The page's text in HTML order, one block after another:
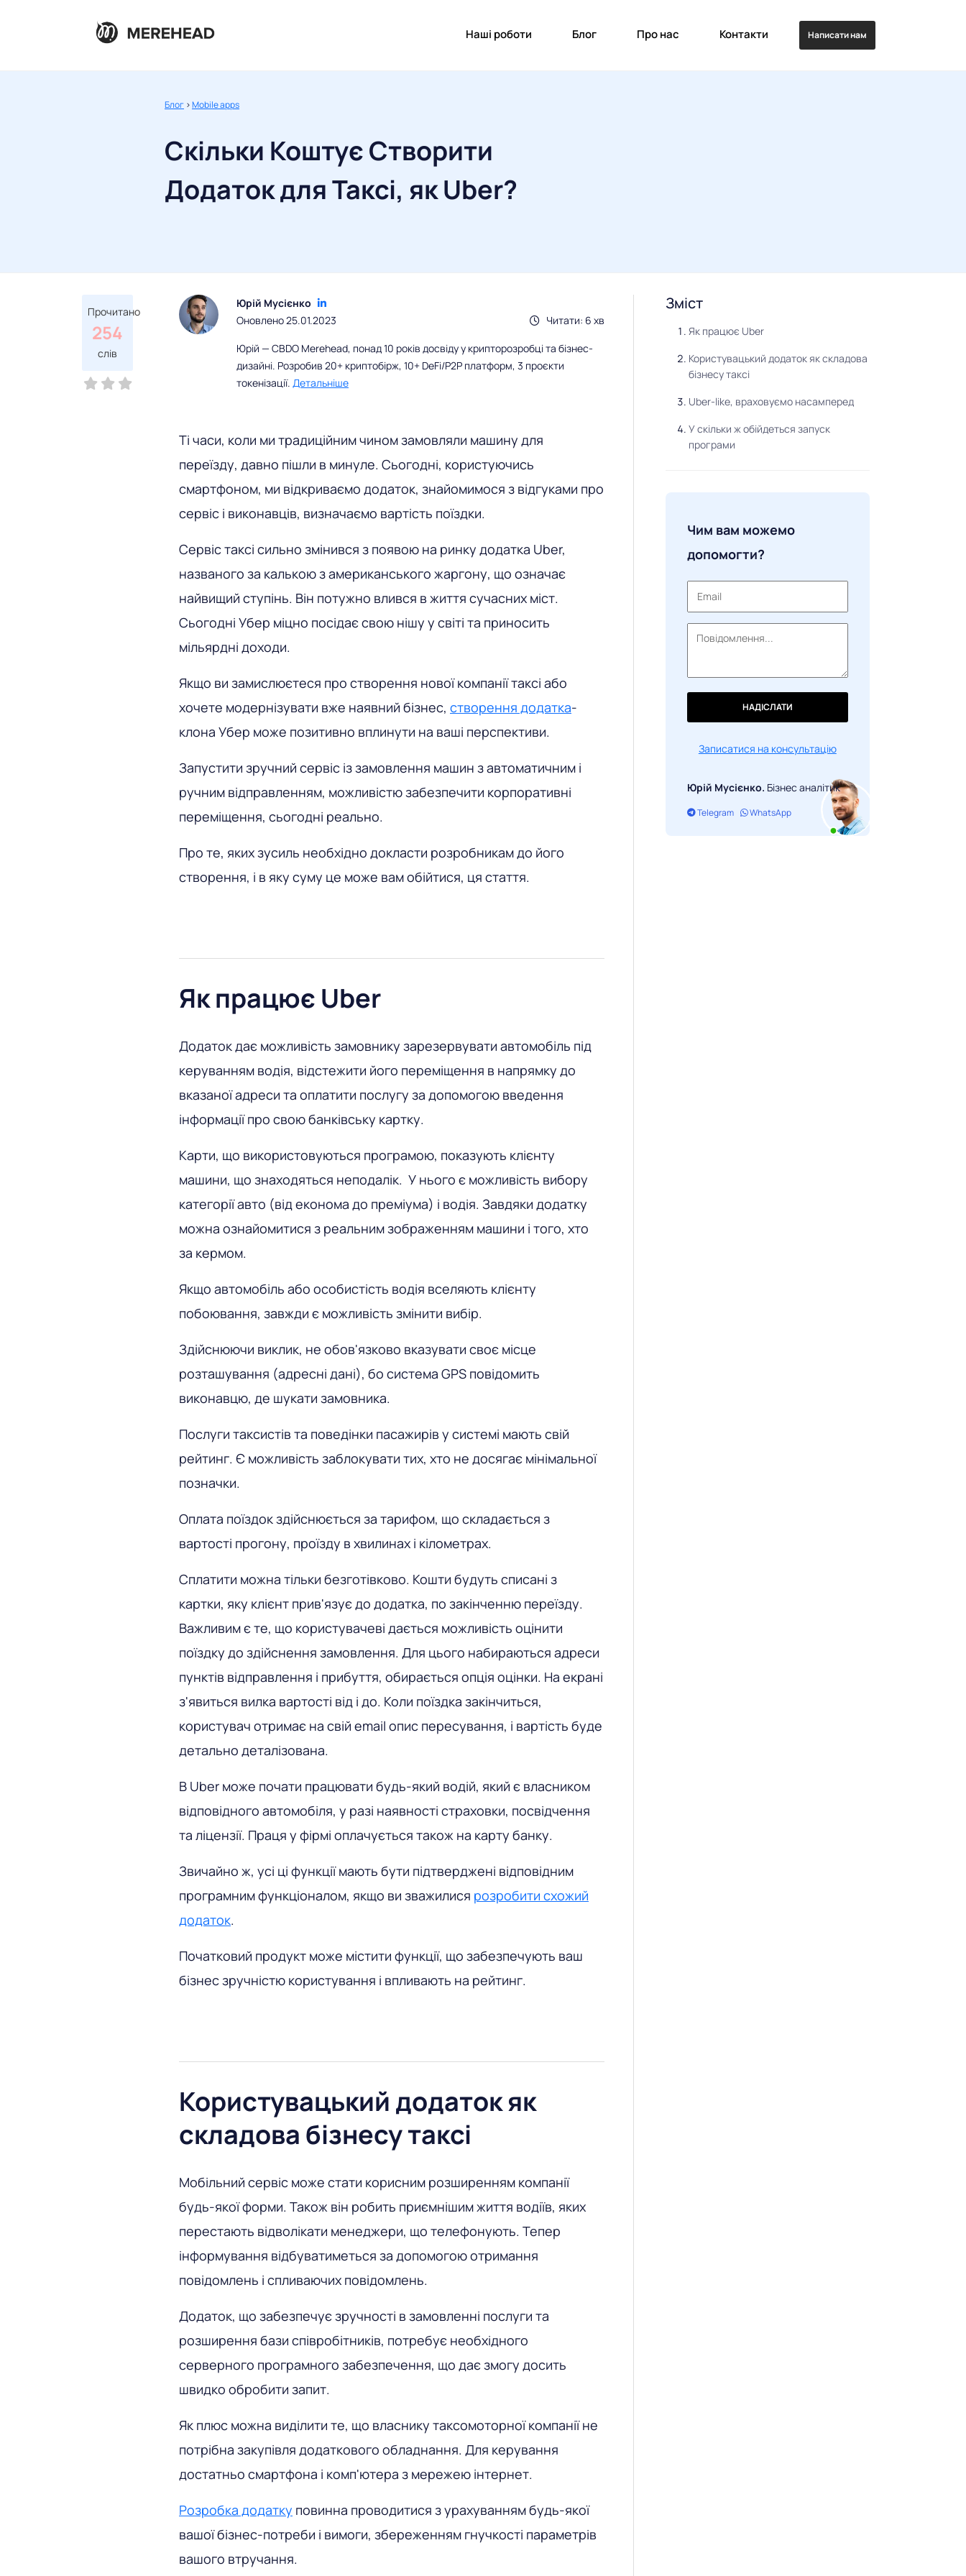
Наші роботи Блог Про нас Контакти Написати нам
Блог >Mobile apps
Скільки Коштує Створити
Додаток для Таксі, як Uber?
Прочитано
254
слів
Юрій Мусієнко
Читати: 6 хв
Оновлено 25.01.2023
Юрій — CBDO Merehead, понад 10 років досвіду у крипторозробці та бізнес-
дизайні. Розробив 20+ криптобірж, 10+ DeFi/P2P платформ, 3 проєкти
токенізації. Детальніше
Ті часи, коли ми традиційним чином замовляли машину для
переїзду, давно пішли в минуле. Сьогодні, користуючись
смартфоном, ми відкриваємо додаток, знайомимося з відгуками про
сервіс і виконавців, визначаємо вартість поїздки.
Сервіс таксі сильно змінився з появою на ринку додатка Uber,
названого за калькою з американського жаргону, що означає
найвищий ступінь. Він потужно влився в життя сучасних міст.
Сьогодні Убер міцно посідає свою нішу у світі та приносить
мільярдні доходи.
Якщо ви замислюєтеся про створення нової компанії таксі або
хочете модернізувати вже наявний бізнес, створення додатка-
клона Убер може позитивно вплинути на ваші перспективи.
Запустити зручний сервіс із замовлення машин з автоматичним і
ручним відправленням, можливістю забезпечити корпоративні
переміщення, сьогодні реально.
Про те, яких зусиль необхідно докласти розробникам до його
створення, і в яку суму це може вам обійтися, ця стаття.
Як працює Uber
Додаток дає можливість замовнику зарезервувати автомобіль під
керуванням водія, відстежити його переміщення в напрямку до
вказаної адреси та оплатити послугу за допомогою введення
інформації про свою банківську картку.
Карти, що використовуються програмою, показують клієнту
машини, що знаходяться неподалік. У нього є можливість вибору
категорії авто (від економа до преміума) і водія. Завдяки додатку
можна ознайомитися з реальним зображенням машини і того, хто
за кермом.
Якщо автомобіль або особистість водія вселяють клієнту
побоювання, завжди є можливість змінити вибір.
Здійснюючи виклик, не обов'язково вказувати своє місце
розташування (адресні дані), бо система GPS повідомить
виконавцю, де шукати замовника.
Послуги таксистів та поведінки пасажирів у системі мають свій
рейтинг. Є можливість заблокувати тих, хто не досягає мінімальної
позначки.
Оплата поїздок здійснюється за тарифом, що складається з
вартості прогону, проїзду в хвилинах і кілометрах.
Сплатити можна тільки безготівково. Кошти будуть списані з
картки, яку клієнт прив'язує до додатка, по закінченню переїзду.
Важливим є те, що користувачеві дається можливість оцінити
поїздку до здійснення замовлення. Для цього набираються адреси
пунктів відправлення і прибуття, обирається опція оцінки. На екрані
з'явиться вилка вартості від і до. Коли поїздка закінчиться,
користувач отримає на свій emaіl опис пересування, і вартість буде
детально деталізована.
В Uber може почати працювати будь-який водій, який є власником
відповідного автомобіля, у разі наявності страховки, посвідчення
та ліцензії. Праця у фірмі оплачується також на карту банку.
Звичайно ж, усі ці функції мають бути підтверджені відповідним
програмним функціоналом, якщо ви зважилися розробити схожий
додаток.
Початковий продукт може містити функції, що забезпечують ваш
бізнес зручністю користування і впливають на рейтинг.
Користувацький додаток як
складова бізнесу таксі
Мобільний сервіс може стати корисним розширенням компанії
будь-якої форми. Також він робить приємнішим життя водіїв, яких
перестають відволікати менеджери, що телефонують. Тепер
інформування відбуватиметься за допомогою отримання
повідомлень і спливаючих повідомлень.
Додаток, що забезпечує зручності в замовленні послуги та
розширення бази співробітників, потребує необхідного
серверного програмного забезпечення, що дає змогу досить
швидко обробити запит.
Як плюс можна виділити те, що власнику таксомоторної компанії не
потрібна закупівля додаткового обладнання. Для керування
достатньо смартфона і комп'ютера з мережею інтернет.
Розробка додатку повинна проводитися з урахуванням будь-якої
вашої бізнес-потреби і вимоги, збереженням гнучкості параметрів
вашого втручання.
Зміст
Як працює Uber
Користувацький додаток як складова
бізнесу таксі
Uber-like, враховуємо насамперед
У скільки ж обійдеться запуск
програми
Чим вам можемо
допомогти?
НАДІСЛАТИ
Записатися на консультацію
Юрій Мусієнко. Бізнес аналітик
Telegram WhatsApp